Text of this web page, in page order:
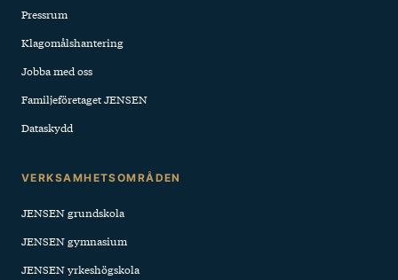
Pressrum
Klagomålshantering
Jobba med oss
Familjeföretaget JENSEN
Dataskydd
VERKSAMHETSOMRÅDEN
JENSEN grundskola
JENSEN gymnasium
JENSEN yrkeshögskola